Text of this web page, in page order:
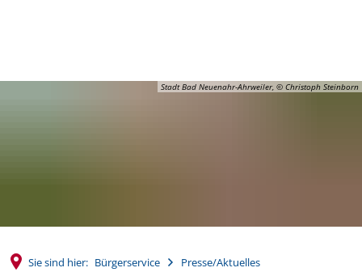
Stadt Bad Neuenahr-Ahrweiler, © Christoph Steinborn
Sie sind hier: Bürgerservice
Presse/Aktuelles